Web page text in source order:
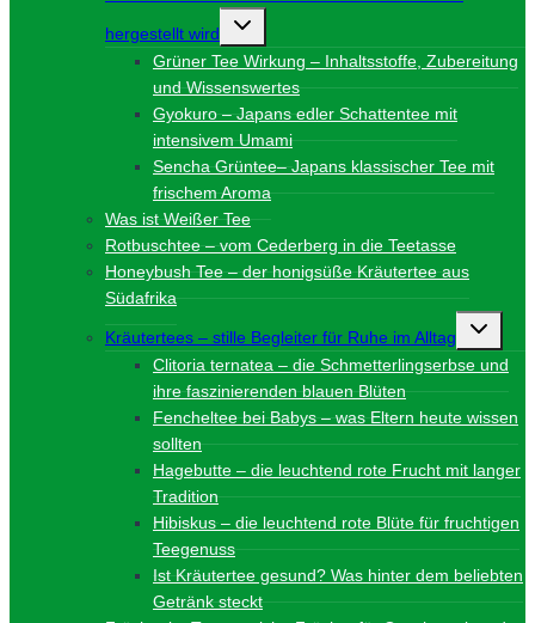
hergestellt wird
Untermenü
Grüner Tee Wirkung – Inhaltsstoffe, Zubereitung
und Wissenswertes
Gyokuro – Japans edler Schattentee mit
intensivem Umami
Sencha Grüntee– Japans klassischer Tee mit
frischem Aroma
Was ist Weißer Tee
Rotbuschtee – vom Cederberg in die Teetasse
Honeybush Tee – der honigsüße Kräutertee aus
Südafrika
Kräutertees – stille Begleiter für Ruhe im Alltag
Clitoria ternatea – die Schmetterlingserbse und
ihre faszinierenden blauen Blüten
Fencheltee bei Babys – was Eltern heute wissen
sollten
Hagebutte – die leuchtend rote Frucht mit langer
Tradition
Hibiskus – die leuchtend rote Blüte für fruchtigen
Teegenuss
Ist Kräutertee gesund? Was hinter dem beliebten
Getränk steckt